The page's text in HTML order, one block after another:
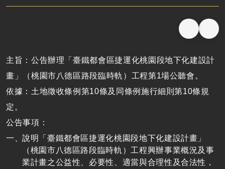
主旨：公告辦理「臺鐵都會區捷運化桃園段地下化建設計
畫」（桃園市八德區路段臨時軌）工程第1場公聽會。
依據：土地徵收條例第10條及同條例施行細則第10條規
定。
公告事項：
說明「臺鐵都會區捷運化桃園段地下化建設計畫」
（桃園市八德區路段臨時軌）工程興辦事業概況及事
業計畫之公益性、必要性、適當與合理性及合法性，